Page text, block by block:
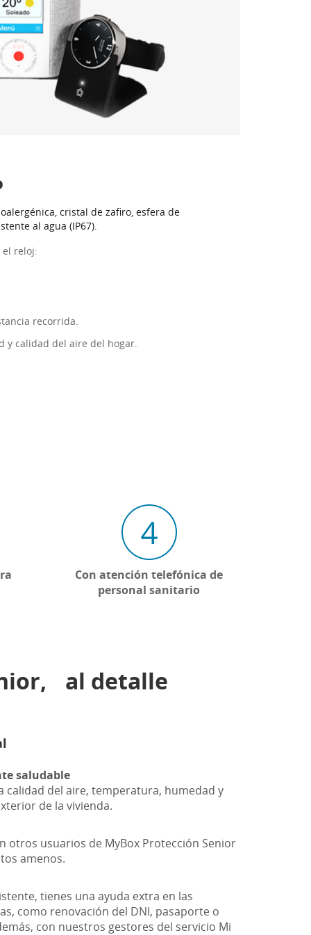
cristal de zafiro, esfera de
al agua (IP67).
el reloj:
recorrida.
y calidad del aire del hogar.
Con atención telefónica de
personal sanitario
al detalle
saludable
calidad del aire, temperatura, humedad y
de la vivienda.
otros usuarios de MyBox Protección Senior
amenos.
tienes una ayuda extra en las
como renovación del DNI, pasaporte o
con nuestros gestores del servicio Mi